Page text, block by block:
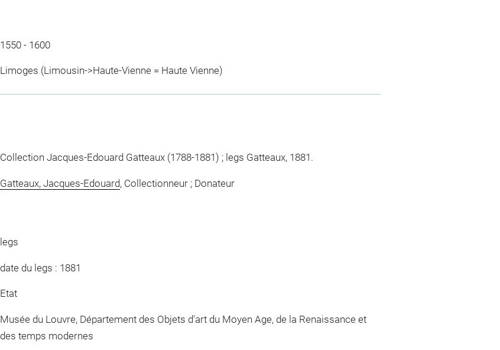
1550 - 1600
Limoges (Limousin->Haute-Vienne = Haute Vienne)
Collection Jacques-Edouard Gatteaux (1788-1881) ; legs Gatteaux, 1881.
Gatteaux, Jacques-Edouard, Collectionneur ; Donateur
legs
date du legs : 1881
Etat
Musée du Louvre, Département des Objets d'art du Moyen Age, de la Renaissance et
des temps modernes